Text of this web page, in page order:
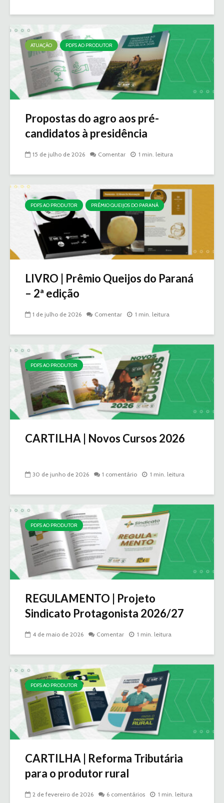
ATUAÇÃO PDFS AO PRODUTOR
Propostas do agro aos pré-
candidatos à presidência
15 de julho de 2026 Comentar 1 min. leitura
PDFS AO PRODUTOR PRÊMIO QUEIJOS DO PARANÁ
LIVRO | Prêmio Queijos do Paraná
– 2ª edição
1 de julho de 2026 Comentar 1 min. leitura
PDFS AO PRODUTOR
CARTILHA | Novos Cursos 2026
30 de junho de 2026 1 comentário 1 min. leitura
PDFS AO PRODUTOR
REGULAMENTO | Projeto
Sindicato Protagonista 2026/27
4 de maio de 2026 Comentar 1 min. leitura
PDFS AO PRODUTOR
CARTILHA | Reforma Tributária
para o produtor rural
2 de fevereiro de 2026 6 comentários 1 min. leitura